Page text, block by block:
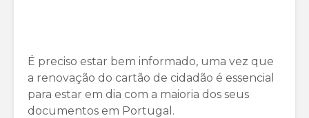
É preciso estar bem informado, uma vez que
a renovação do cartão de cidadão é essencial
para estar em dia com a maioria dos seus
documentos em Portugal.